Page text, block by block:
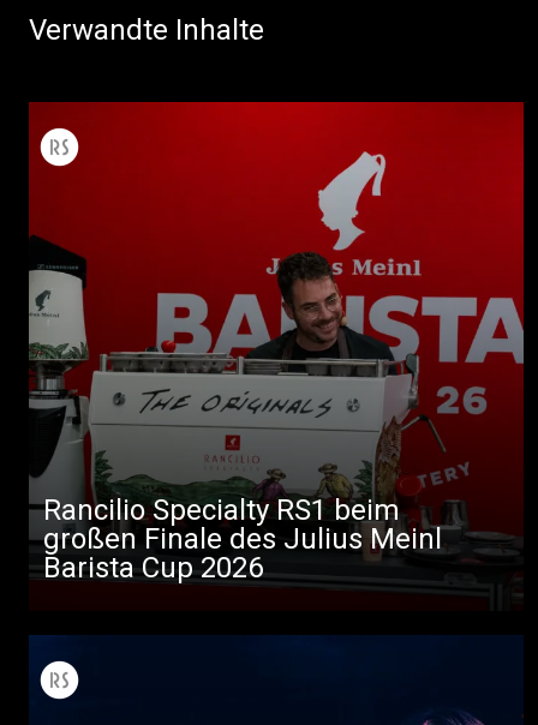
Verwandte Inhalte
Rancilio Specialty RS1 beim
großen Finale des Julius Meinl
Barista Cup 2026